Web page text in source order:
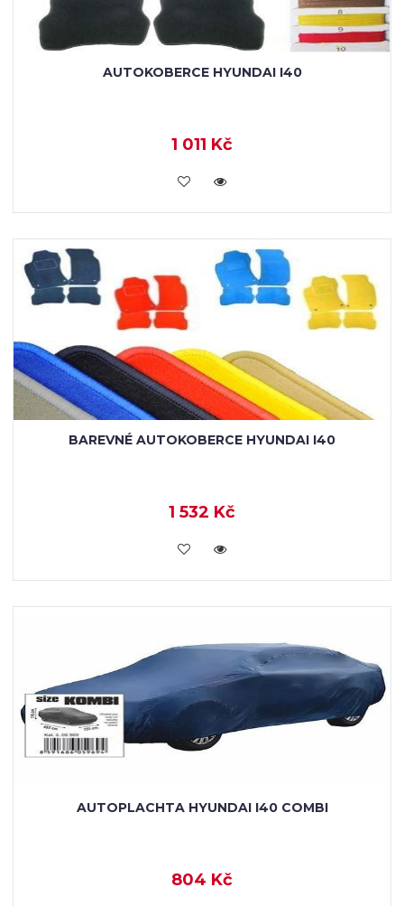
AUTOKOBERCE HYUNDAI I40
1 011 Kč
KOUPIT
BAREVNÉ AUTOKOBERCE HYUNDAI I40
1 532 Kč
KOUPIT
AUTOPLACHTA HYUNDAI I40 COMBI
804 Kč